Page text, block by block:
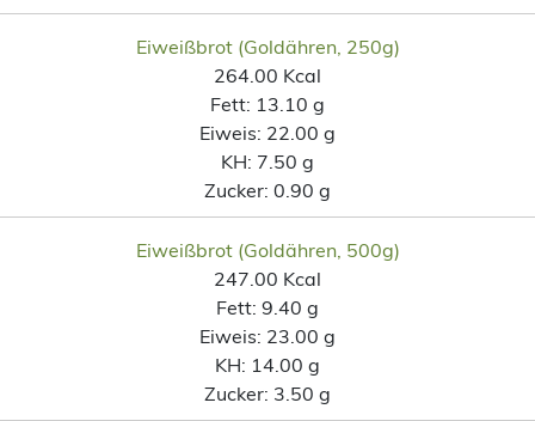
Eiweißbrot (Goldähren, 250g)
264.00 Kcal
Fett: 13.10 g
Eiweis: 22.00 g
KH: 7.50 g
Zucker: 0.90 g
Eiweißbrot (Goldähren, 500g)
247.00 Kcal
Fett: 9.40 g
Eiweis: 23.00 g
KH: 14.00 g
Zucker: 3.50 g